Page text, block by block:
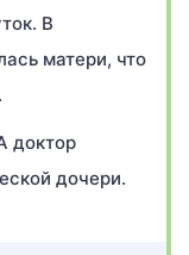
В
матери, что
доктор
дочери.